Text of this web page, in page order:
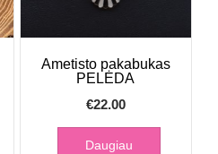
Ametisto pakabukas
PELĖDA
€22.00
Daugiau